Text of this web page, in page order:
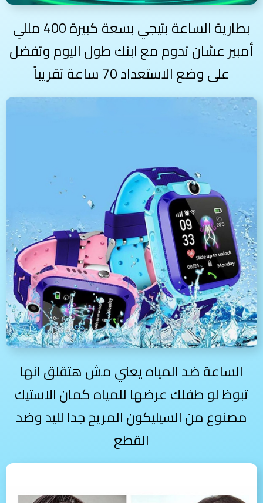
بطارية الساعة بتيجي بسعة كبيرة 400 مللي
أمبير عشان تدوم مع ابنك طول اليوم وتفضل
على وضع الاستعداد 70 ساعة تقريباً
الساعة ضد المياه يعني مش هتقلق انها
تبوظ لو طفلك عرضها للمياه كمان الاستيك
مصنوع من السيليكون المريح جداً لليد وضد
القطع